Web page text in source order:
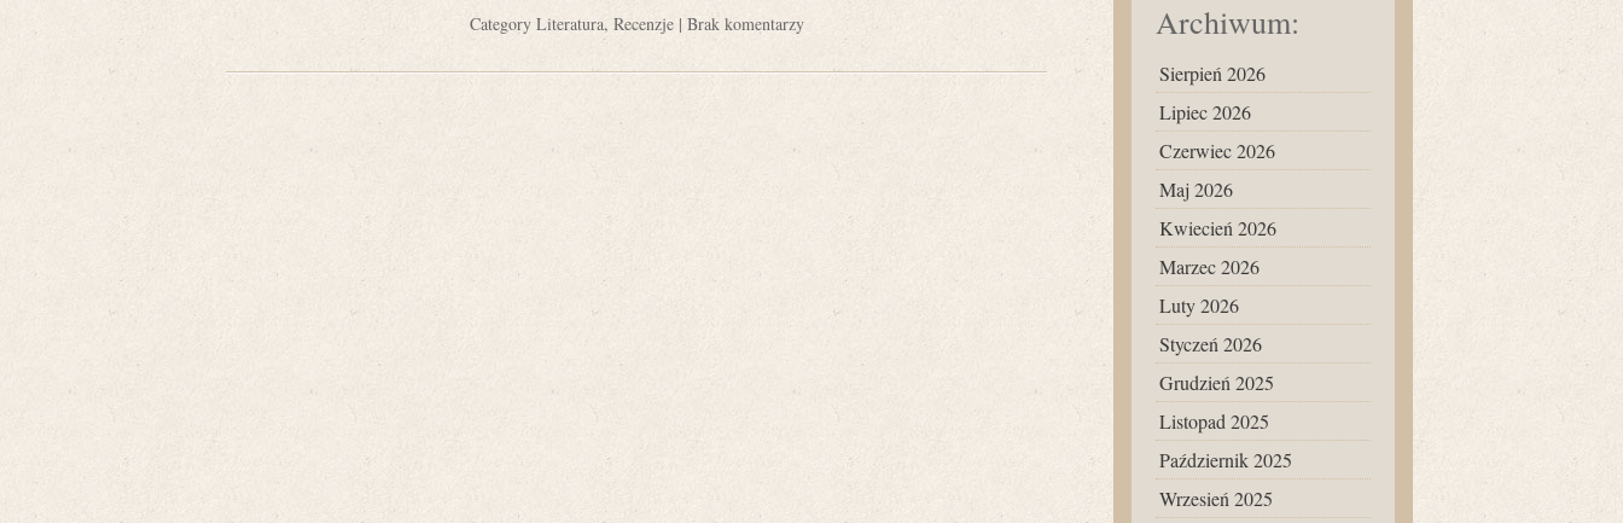
Category Literatura, Recenzje| Brak komentarzy Archiwum:
Sierpień 2026
Lipiec 2026
Czerwiec 2026
Maj 2026
Kwiecień 2026
Marzec 2026
Luty 2026
Styczeń 2026
Grudzień 2025
Listopad 2025
Październik 2025
Wrzesień 2025